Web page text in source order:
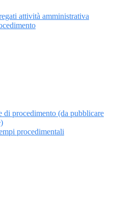
attività amministrativa
di procedimento (da pubblicare
procedimentali